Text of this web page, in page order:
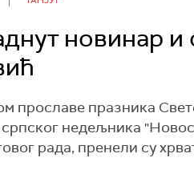
новинар
прославе празника
недељника
рада, пренели су